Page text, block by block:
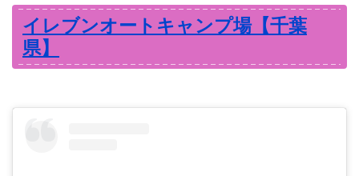
イレブンオートキャンプ場【千葉
県】